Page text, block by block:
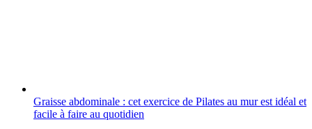
Graisse abdominale : cet exercice de Pilates au mur est idéal et
facile à faire au quotidien